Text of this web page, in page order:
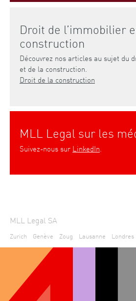
Droit de l’immobilier
construction
Découvrez nos articles au sujet du
et de la construction.
Droit de la construction
MLL Legal sur les
Suivez-nous sur LinkedIn
MLL Legal SA
Zurich Genève Zoug Lausanne Londres